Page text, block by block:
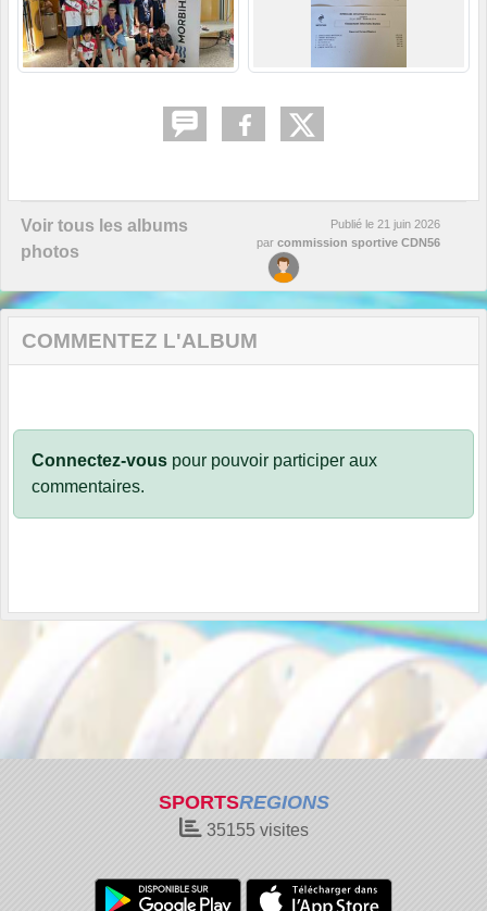
Voir tous les albums
photos
Publié le 21 juin 2026
par commission sportive CDN56
COMMENTEZ L'ALBUM
Connectez-vous pour pouvoir participer aux
commentaires.
SPORTSREGIONS
35155visites